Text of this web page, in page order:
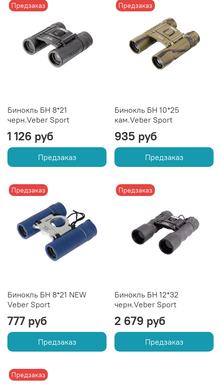
Предзаказ
Бинокль БН 8*21
черн.Veber Sport
1 126 руб
Предзаказ
Предзаказ
Бинокль БН 10*25
кам.Veber Sport
935 руб
Предзаказ
Предзаказ
Бинокль БН 8*21 NEW
Veber Sport
777 руб
Предзаказ
Предзаказ
Бинокль БН 12*32
черн.Veber Sport
2 679 руб
Предзаказ
Предзаказ